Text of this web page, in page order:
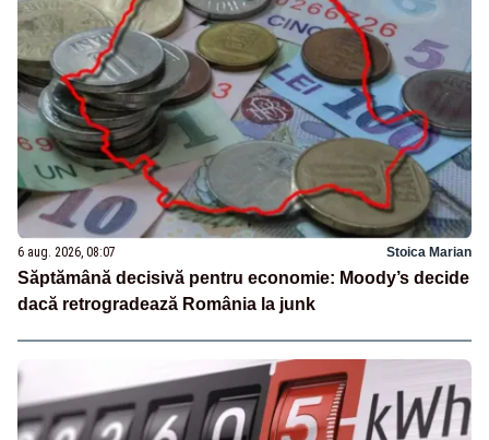
6 aug. 2026, 08:07 Stoica Marian
Săptămână decisivă pentru economie: Moody’s decide
dacă retrogradează România la junk